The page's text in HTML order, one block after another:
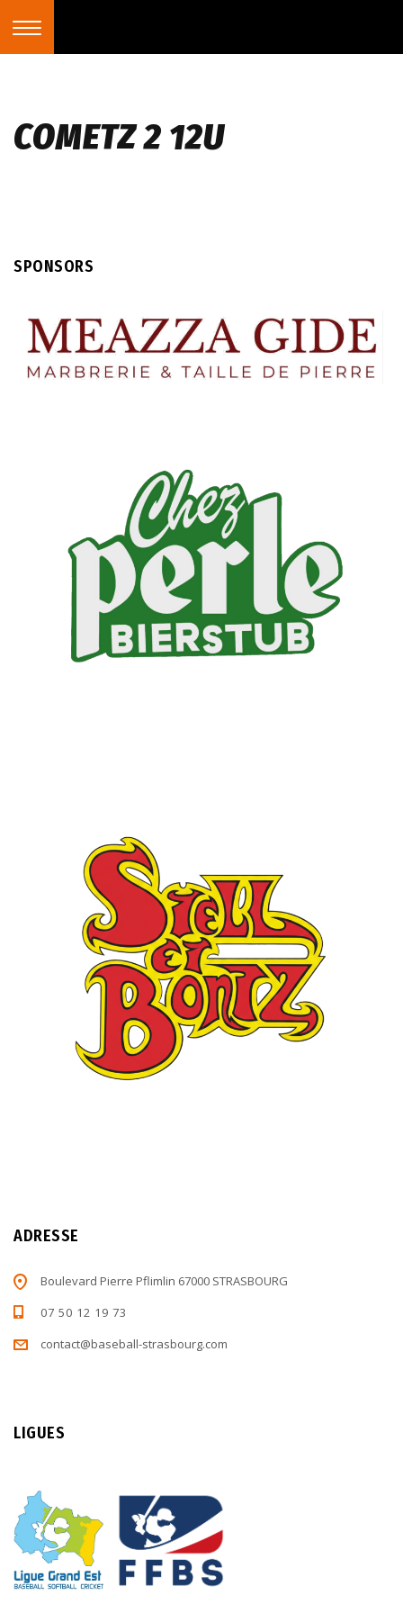
COMETZ 2 12U
SPONSORS
ADRESSE
Boulevard Pierre Pflimlin 67000 STRASBOURG
07 50 12 19 73
contact@baseball-strasbourg.com
LIGUES